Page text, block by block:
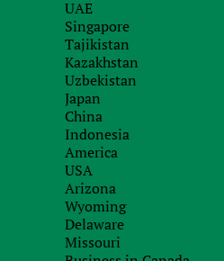
UAE
Singapore
Tajikistan
Kazakhstan
Uzbekistan
Japan
China
Indonesia
America
USA
Arizona
Wyoming
Delaware
Missouri
1. Документы,
Certificate of
Документ,
Документ,
director(s) of..,
authorised for
Register of
Register of